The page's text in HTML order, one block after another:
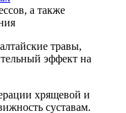
а также
травы,
эффект на
хрящевой и
суставам.